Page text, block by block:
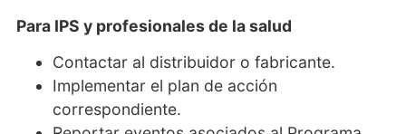
Para IPS y profesionales de la salud
Contactar al distribuidor o fabricante.
Implementar el plan de acción
correspondiente.